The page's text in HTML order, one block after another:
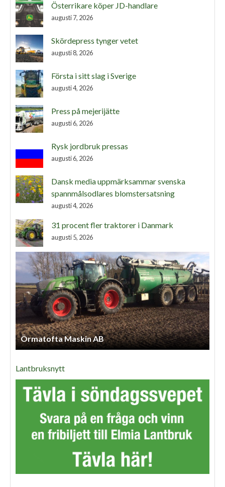
Österrikare köper JD-handlare
augusti 7, 2026
Skördepress tynger vetet
augusti 8, 2026
Första i sitt slag i Sverige
augusti 4, 2026
Press på mejerijätte
augusti 6, 2026
Rysk jordbruk pressas
augusti 6, 2026
Dansk media uppmärksammar svenska
spannmålsodlares blomstersatsning
augusti 4, 2026
31 procent fler traktorer i Danmark
augusti 5, 2026
Örmatofta Maskin AB
Lantbruksnytt